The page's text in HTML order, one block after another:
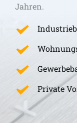
Jahren.
Private